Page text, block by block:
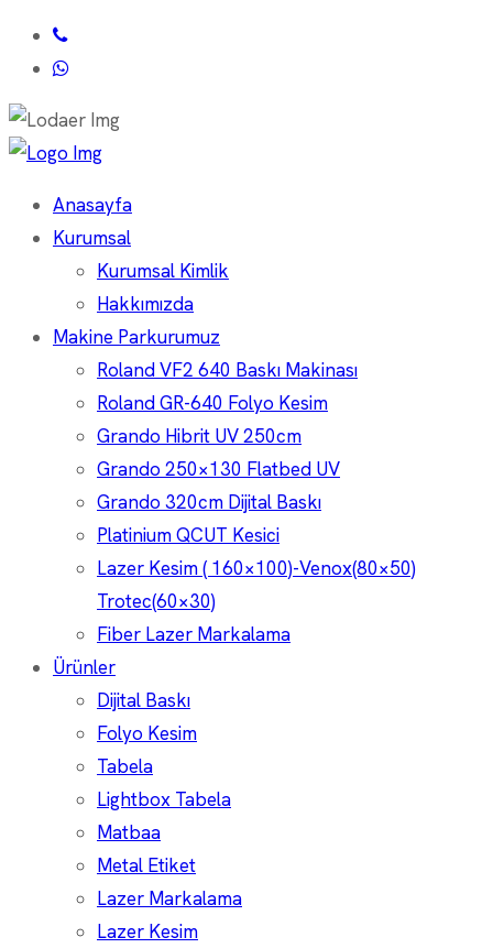
Anasayfa
Kurumsal
Kurumsal Kimlik
Hakkımızda
Makine Parkurumuz
Roland VF2 640 Baskı Makinası
Roland GR-640 Folyo Kesim
Grando Hibrit UV 250cm
Grando 250×130 Flatbed UV
Grando 320cm Dijital Baskı
Platinium QCUT Kesici
Lazer Kesim ( 160×100)-Venox(80×50)
Trotec(60×30)
Fiber Lazer Markalama
Ürünler
Dijital Baskı
Folyo Kesim
Tabela
Lightbox Tabela
Matbaa
Metal Etiket
Lazer Markalama
Lazer Kesim